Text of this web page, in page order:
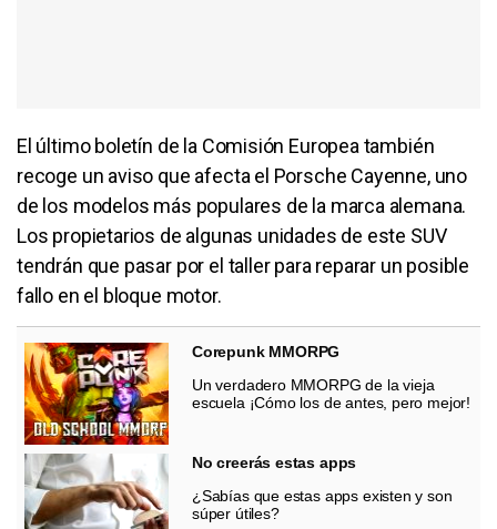
El último boletín de la Comisión Europea también
recoge un aviso que afecta el Porsche Cayenne, uno
de los modelos más populares de la marca alemana.
Los propietarios de algunas unidades de este SUV
tendrán que pasar por el taller para reparar un posible
fallo en el bloque motor.
Corepunk MMORPG
Un verdadero MMORPG de la vieja
escuela ¡Cómo los de antes, pero mejor!
No creerás estas apps
¿Sabías que estas apps existen y son
súper útiles?